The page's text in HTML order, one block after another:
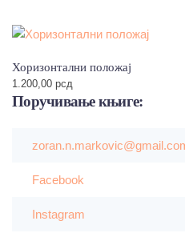
била:
630,00 рсд.
Хоризонтални положај
1.200,00 рсд
Поручивањекњиге:
Facebook
Instagram